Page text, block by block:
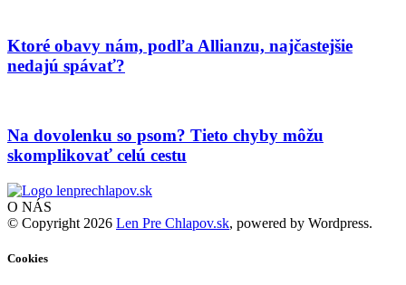
Ktoré obavy nám, podľa Allianzu, najčastejšie
nedajú spávať?
Na dovolenku so psom? Tieto chyby môžu
skomplikovať celú cestu
O NÁS
© Copyright 2026 Len Pre Chlapov.sk, powered by Wordpress.
Cookies